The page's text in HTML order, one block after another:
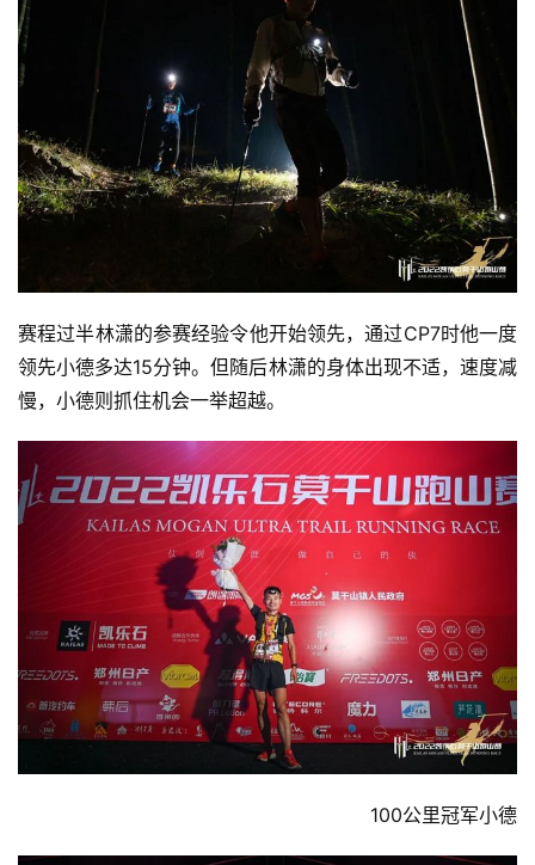
赛程过半林潇的参赛经验令他开始领先，通过CP7时他一度
领先小德多达15分钟。但随后林潇的身体出现不适，速度减
慢，小德则抓住机会一举超越。
100公里冠军小德